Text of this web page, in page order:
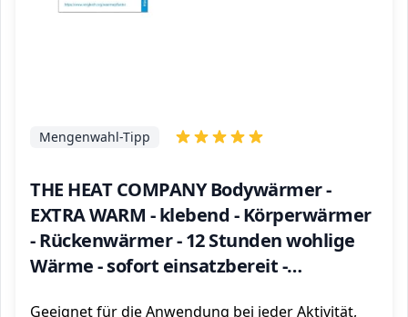
THE HEAT COMPANY Bodywärmer -
EXTRA WARM - klebend - Körperwärmer
- Rückenwärmer - 12 Stunden wohlige
Wärme - sofort einsatzbereit -
Mengenwahl-Tipp
Geeignet für die Anwendung bei jeder Aktivität,